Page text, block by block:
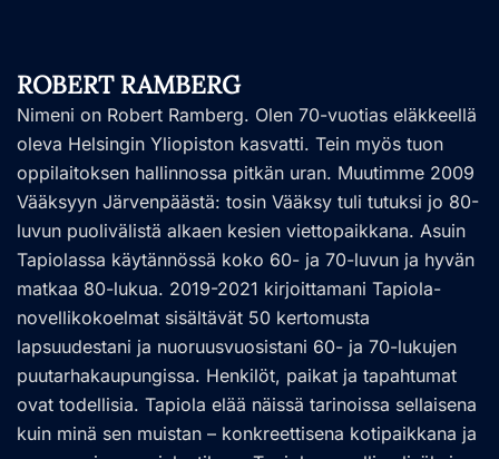
ROBERT RAMBERG
Nimeni on Robert Ramberg. Olen 70-vuotias eläkkeellä
oleva Helsingin Yliopiston kasvatti. Tein myös tuon
oppilaitoksen hallinnossa pitkän uran. Muutimme 2009
Vääksyyn Järvenpäästä: tosin Vääksy tuli tutuksi jo 80-
luvun puolivälistä alkaen kesien viettopaikkana. Asuin
Tapiolassa käytännössä koko 60- ja 70-luvun ja hyvän
matkaa 80-lukua. 2019-2021 kirjoittamani Tapiola-
novellikokoelmat sisältävät 50 kertomusta
lapsuudestani ja nuoruusvuosistani 60- ja 70-lukujen
puutarhakaupungissa. Henkilöt, paikat ja tapahtumat
ovat todellisia. Tapiola elää näissä tarinoissa sellaisena
kuin minä sen muistan – konkreettisena kotipaikkana ja